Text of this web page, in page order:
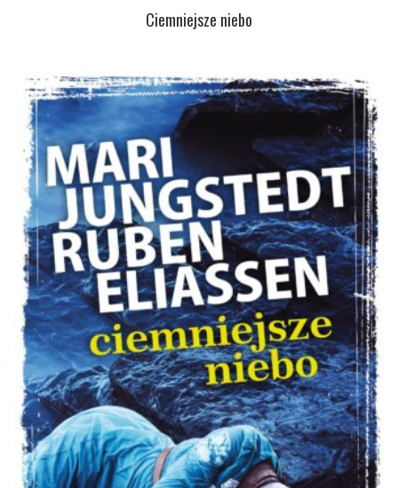
Ciemniejsze niebo